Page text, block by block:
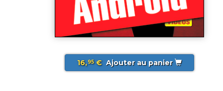
16,95€ Ajouter au panier